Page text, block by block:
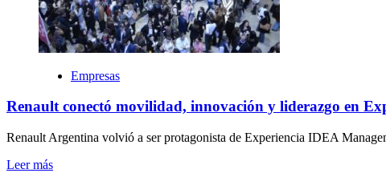
Empresas
Renault conectó movilidad, innovación y liderazgo en
Renault Argentina volvió a ser protagonista de Experiencia IDEA
Leer más